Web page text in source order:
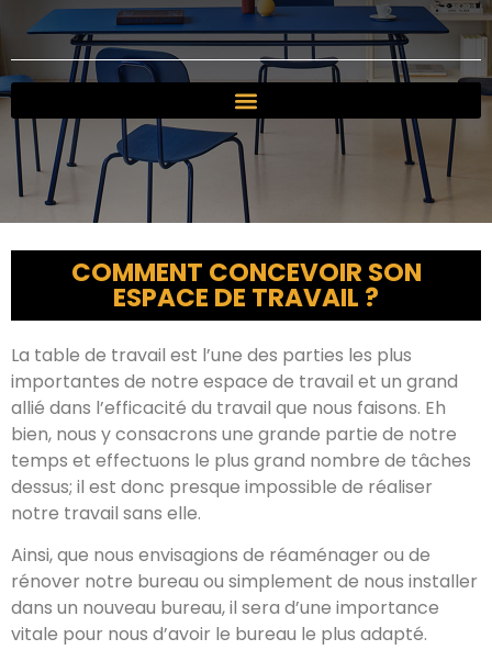
COMMENT CONCEVOIR SON
ESPACE DE TRAVAIL ?
La table de travail est l’une des parties les plus
importantes de notre espace de travail et un grand
allié dans l’efficacité du travail que nous faisons. Eh
bien, nous y consacrons une grande partie de notre
temps et effectuons le plus grand nombre de tâches
dessus; il est donc presque impossible de réaliser
notre travail sans elle.
Ainsi, que nous envisagions de réaménager ou de
rénover notre bureau ou simplement de nous installer
dans un nouveau bureau, il sera d’une importance
vitale pour nous d’avoir le bureau le plus adapté.